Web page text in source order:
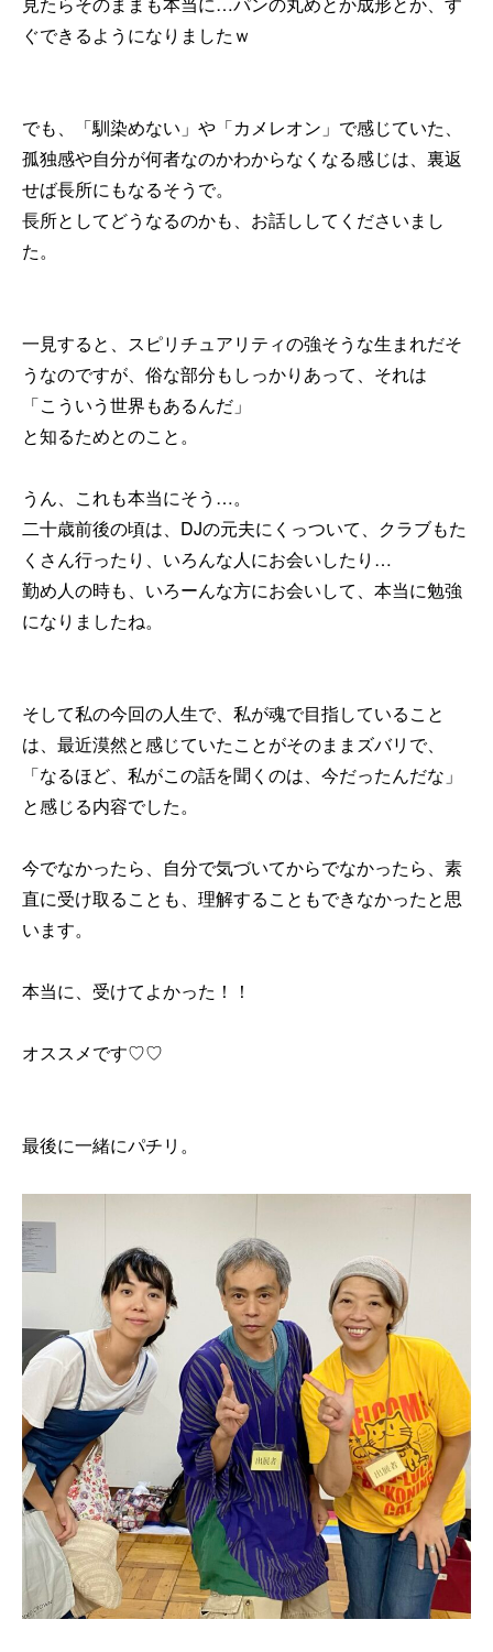
ぐできるようになりましたｗ
でも、「馴染めない」や「カメレオン」で感じていた、
孤独感や自分が何者なのかわからなくなる感じは、裏返
せば長所にもなるそうで。
長所としてどうなるのかも、お話ししてくださいまし
た。
一見すると、スピリチュアリティの強そうな生まれだそ
うなのですが、俗な部分もしっかりあって、それは
「こういう世界もあるんだ」
と知るためとのこと。
うん、これも本当にそう…。
二十歳前後の頃は、DJの元夫にくっついて、クラブもた
くさん行ったり、いろんな人にお会いしたり…
勤め人の時も、いろーんな方にお会いして、本当に勉強
になりましたね。
そして私の今回の人生で、私が魂で目指していること
は、最近漠然と感じていたことがそのままズバリで、
「なるほど、私がこの話を聞くのは、今だったんだな」
と感じる内容でした。
今でなかったら、自分で気づいてからでなかったら、素
直に受け取ることも、理解することもできなかったと思
います。
本当に、受けてよかった！！
オススメです♡♡
最後に一緒にパチリ。